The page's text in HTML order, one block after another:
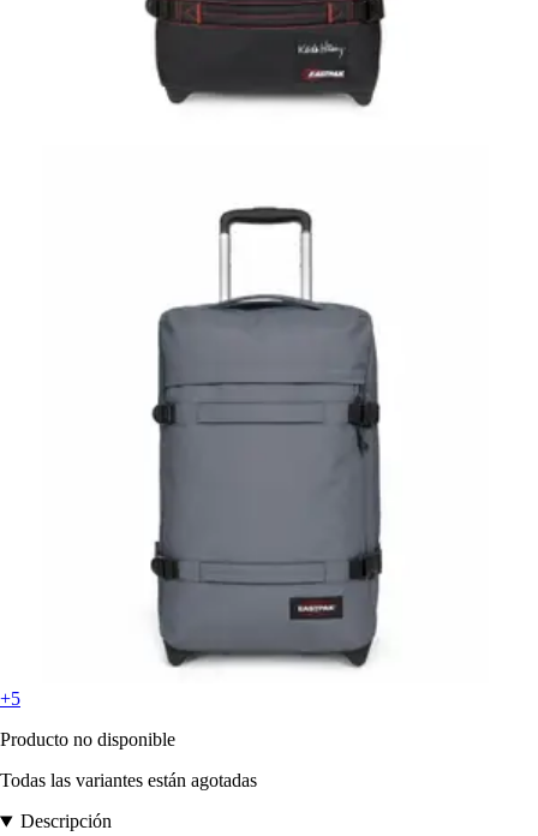
+5
Producto no disponible
Todas las variantes están agotadas
Descripción